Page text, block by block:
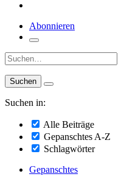
Abonnieren
Suche:
Suchen in:
Alle Beiträge
Gepanschtes A-Z
Schlagwörter
Gepanschtes